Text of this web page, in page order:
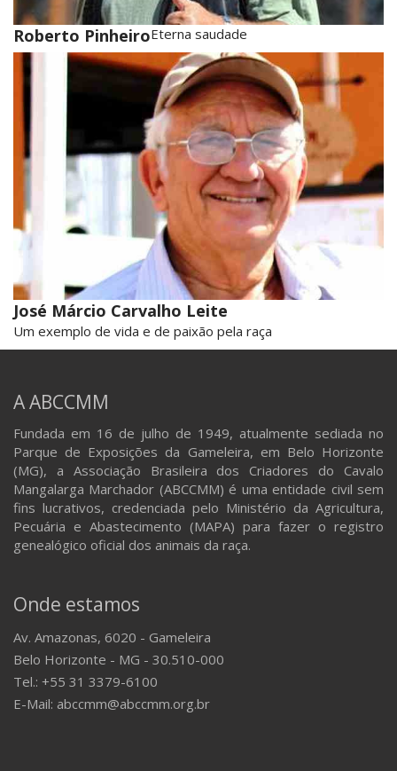
Roberto PinheiroEterna saudade
José Márcio Carvalho Leite
Um exemplo de vida e de paixão pela raça
A ABCCMM
Fundada em 16 de julho de 1949, atualmente sediada no
Parque de Exposições da Gameleira, em Belo Horizonte
(MG), a Associação Brasileira dos Criadores do Cavalo
Mangalarga Marchador (ABCCMM) é uma entidade civil sem
fins lucrativos, credenciada pelo Ministério da Agricultura,
Pecuária e Abastecimento (MAPA) para fazer o registro
genealógico oficial dos animais da raça.
Onde estamos
Av. Amazonas, 6020 - Gameleira
Belo Horizonte - MG - 30.510-000
Tel.: +55 31 3379-6100
E-Mail: abccmm@abccmm.org.br